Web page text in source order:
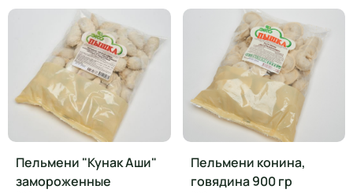
Пельмени "Кунак Аши"
замороженные
Пельмени конина,
говядина 900 гр